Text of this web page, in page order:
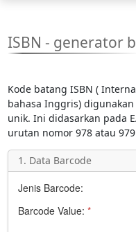
ISBN - generator
Kode batang ISBN (
bahasa Inggris)
unik. Ini didasarkan pada
urutan nomor 978 atau
1. Data Barcode
Jenis Barcode:
Barcode Value: *